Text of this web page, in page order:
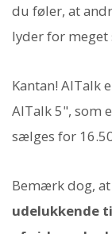
du føler, at
lyder for
Kantan! AITalk
AITalk 5", som
sælges for
Bemærk dog,
udelukkende